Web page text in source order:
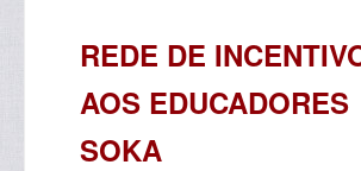
REDE DE
AOS EDUCADORES
SOKA